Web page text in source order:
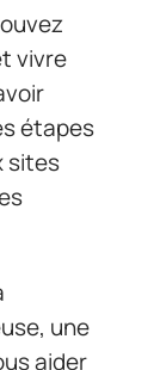
vivre
étapes
sites
une
aider